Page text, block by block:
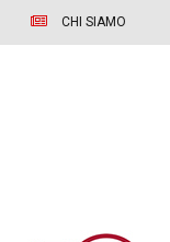
CHI SIAMO